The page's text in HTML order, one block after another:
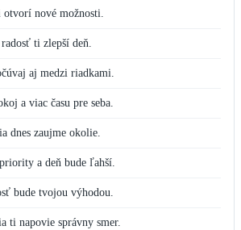
otvorí nové možnosti.
radosť ti zlepší deň.
aj medzi riadkami.
a viac času pre seba.
dnes zaujme okolie.
a deň bude ľahší.
bude tvojou výhodou.
ti napovie správny smer.